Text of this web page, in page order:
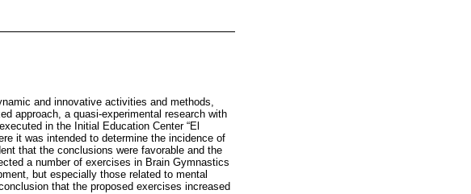
and innovative activities and methods,
approach, a quasi-experimental research with
in the Initial Education Center “El
it was intended to determine the incidence of
that the conclusions were favorable and the
a number of exercises in Brain Gymnastics
but especially those related to mental
that the proposed exercises increased